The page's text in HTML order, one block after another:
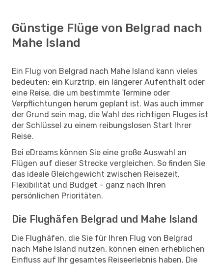
Günstige Flüge von Belgrad nach
Mahe Island
Ein Flug von Belgrad nach Mahe Island kann vieles
bedeuten: ein Kurztrip, ein längerer Aufenthalt oder
eine Reise, die um bestimmte Termine oder
Verpflichtungen herum geplant ist. Was auch immer
der Grund sein mag, die Wahl des richtigen Fluges ist
der Schlüssel zu einem reibungslosen Start Ihrer
Reise.
Bei eDreams können Sie eine große Auswahl an
Flügen auf dieser Strecke vergleichen. So finden Sie
das ideale Gleichgewicht zwischen Reisezeit,
Flexibilität und Budget – ganz nach Ihren
persönlichen Prioritäten.
Die Flughäfen Belgrad und Mahe Island
Die Flughäfen, die Sie für Ihren Flug von Belgrad
nach Mahe Island nutzen, können einen erheblichen
Einfluss auf Ihr gesamtes Reiseerlebnis haben. Die